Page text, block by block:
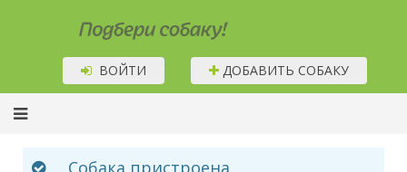
Подбери собаку!
ВОЙТИ ДОБАВИТЬ СОБАКУ